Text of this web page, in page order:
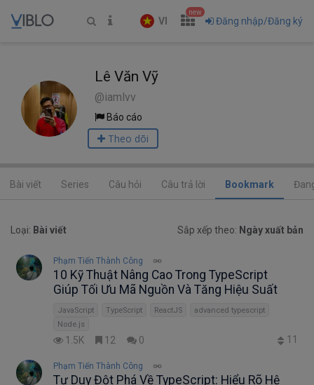
VI
new
Đăng nhập/Đăng ký
Lê Văn Vỹ
@iamlvv
Báo cáo
Theo dõi
Bài viết Series Câu hỏi Câu trả lời Bookmark
Loại: Bài viết Sắp xếp theo: Ngày xuất bản
Phạm Tiến Thành Công
10 Kỹ Thuật Nâng Cao Trong TypeScript
Giúp Tối Ưu Mã Nguồn Và Tăng Hiệu Suất
JavaScript TypeScript ReactJS
advanced typescript
Node.js
1.5K 12 0 11
Phạm Tiến Thành Công
Tư Duy Đột Phá Về TypeScript: Hiểu Rõ Hệ